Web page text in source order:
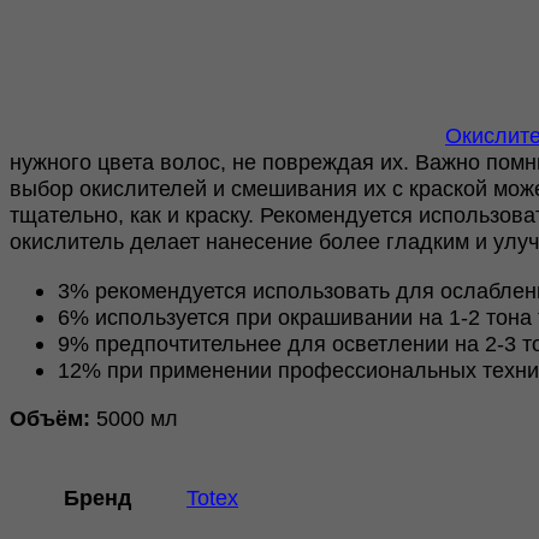
нужного цвета волос, не повреждая их. Важно
выбор окислителей и смешивания их с краской
тщательно, как и краску. Рекомендуется
окислитель делает нанесение более гладким и
3% рекомендуется использовать для
6% используется при окрашивании на 1-2
9% предпочтительнее для осветлении на 2-3
12% при применении профессиональных
Объём: 5000 мл
Бренд Totex